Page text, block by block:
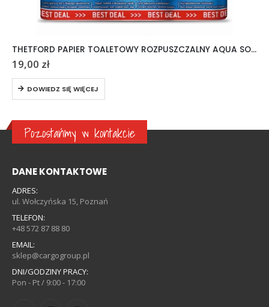
THETFORD PAPIER TOALETOWY ROZPUSZCZALNY AQUA SOFT 6 ROLEK
19,00 zł
DOWIEDZ SIĘ WIĘCEJ
Pozostańmy w kontakcie
DANE KONTAKTOWE
ADRES:
ul. Wołczyńska 15, Poznań
TELEFON:
+48 572 87 88 80
EMAIL:
sklep@cargogroup.pl
DNI/GODZINY PRACY:
Pon - Pt / 9:00 - 17:00